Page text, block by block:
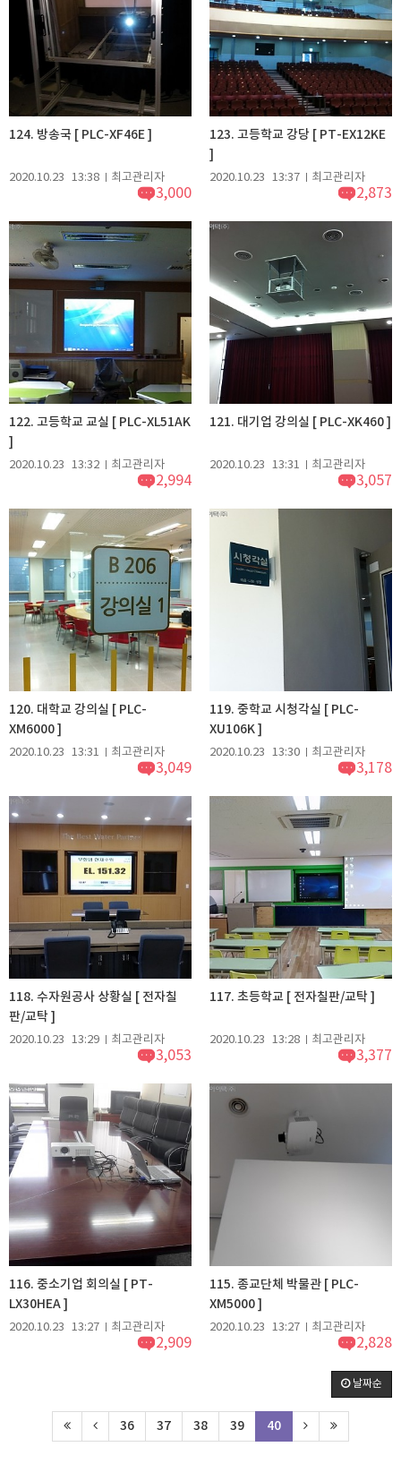
124. 방송국 [ PLC-XF46E ]
2020.10.23 13:38 최고관리자
3,000
123. 고등학교 강당 [ PT-EX12KE
]
2020.10.23 13:37 최고관리자
2,873
122. 고등학교 교실 [ PLC-XL51AK
]
2020.10.23 13:32 최고관리자
2,994
121. 대기업 강의실 [ PLC-XK460 ]
2020.10.23 13:31 최고관리자
3,057
120. 대학교 강의실 [ PLC-
XM6000 ]
2020.10.23 13:31 최고관리자
3,049
119. 중학교 시청각실 [ PLC-
XU106K ]
2020.10.23 13:30 최고관리자
3,178
118. 수자원공사 상황실 [ 전자칠
판/교탁 ]
2020.10.23 13:29 최고관리자
3,053
117. 초등학교 [ 전자칠판/교탁 ]
2020.10.23 13:28 최고관리자
3,377
116. 중소기업 회의실 [ PT-
LX30HEA ]
2020.10.23 13:27 최고관리자
2,909
115. 종교단체 박물관 [ PLC-
XM5000 ]
2020.10.23 13:27 최고관리자
2,828
날짜순
36 37 38 39 40